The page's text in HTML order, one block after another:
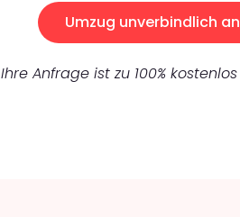
Umzug unverbindlich
Ihre Anfrage ist zu 100%